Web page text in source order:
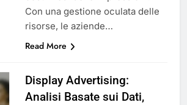
Con una gestione oculata delle
risorse, le aziende…
Read More
Display Advertising:
Analisi Basate sui Dati,